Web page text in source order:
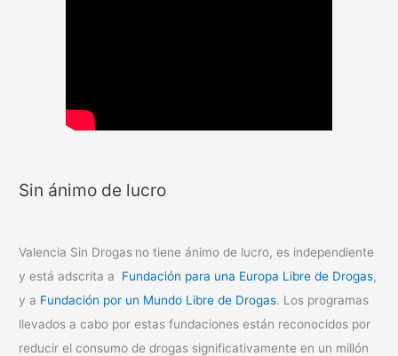
Sin ánimo de lucro
Valencia Sin Drogas no tiene ánimo de lucro, es independiente
y está adscrita a Fundación para una Europa Libre de Drogas,
y a Fundación por un Mundo Libre de Drogas. Los programas
llevados a cabo por estas fundaciones están reconocidos por
reducir el consumo de drogas significativamente en un millón